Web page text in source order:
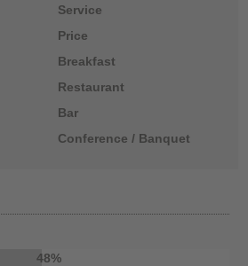
Service
Price
Breakfast
Restaurant
Bar
Conference / Banquet
48%